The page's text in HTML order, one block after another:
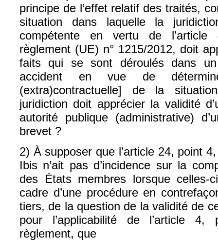
principe de l’effet relatif des traités,
situation dans laquelle la
compétente en vertu de
règlement (UE) n° 1215/2012, doit
faits qui se sont déroulés dans
accident en vue de
(extra)contractuelle] de la
juridiction doit apprécier la validité
autorité publique (administrative)
brevet ?
2) À supposer que l’article 24, point
Ibis n’ait pas d’incidence sur la
des États membres lorsque celles-
cadre d’une procédure en
tiers, de la question de la validité de
pour l’applicabilité de l’article
règlement, que